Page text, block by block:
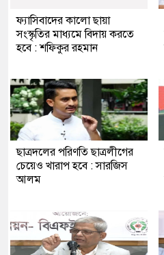
ফ্যাসিবাদের কালো ছায়া
সংস্কৃতির মাধ্যমে বিদায় করতে
হবে : শফিকুর রহমান
ছাত্রদলের পরিণতি ছাত্রলীগের
চেয়েও খারাপ হবে : সারজিস
আলম